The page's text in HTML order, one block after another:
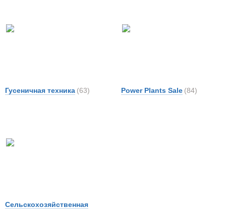
Гусеничная техника (63) Power Plants Sale (84)
Сельскохозяйственная